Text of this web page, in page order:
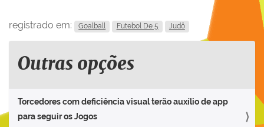
registrado em: Goalball Futebol De 5 Judô
Outras opções
Torcedores com deficiência visual terão auxílio de app
para seguir os Jogos